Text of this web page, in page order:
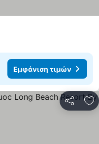
Εμφάνιση τιμών